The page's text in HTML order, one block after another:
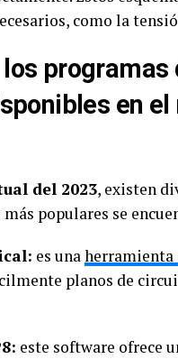
como la
los
en
del 2023, existen
populares se
es unaherramienta
planos de
este software ofrece